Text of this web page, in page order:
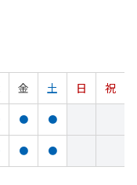
金 土 日
祝
● ●
● ●